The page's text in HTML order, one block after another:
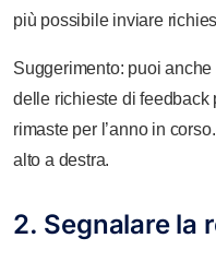
più possibile inviare
Suggerimento: puoi
delle richieste di feedback
rimaste per l’anno in
alto a destra.
2. Segnalare la